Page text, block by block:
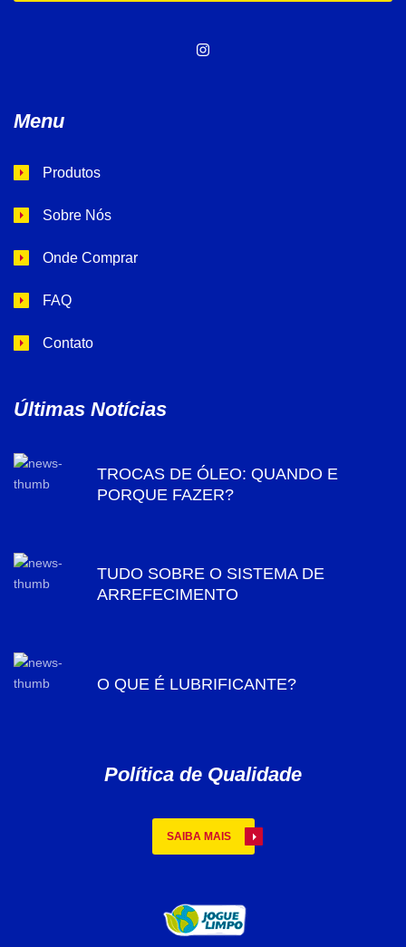
Menu
Produtos
Sobre Nós
Onde Comprar
FAQ
Contato
Últimas Notícias
TROCAS DE ÓLEO: QUANDO E
PORQUE FAZER?
TUDO SOBRE O SISTEMA DE
ARREFECIMENTO
O QUE É LUBRIFICANTE?
Política de Qualidade
SAIBA MAIS